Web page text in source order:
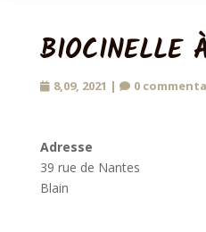
BIOCINELLE
8,09, 2021 | 0
Adresse
39 rue de Nantes
Blain